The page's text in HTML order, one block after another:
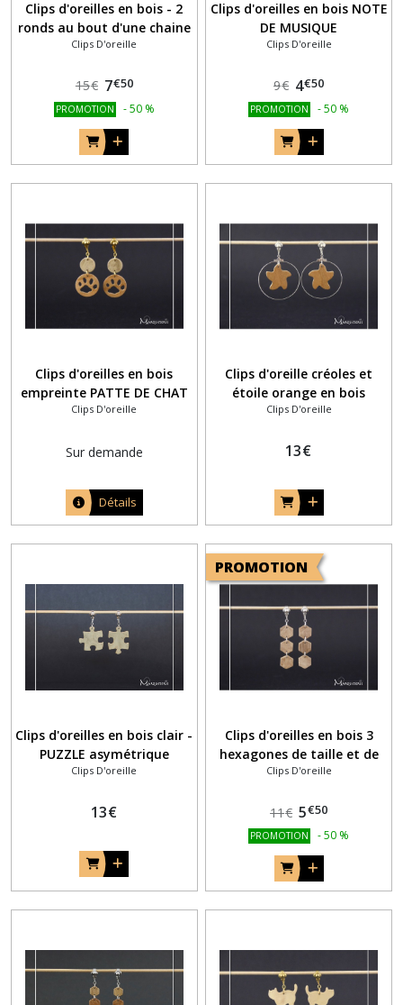
Clips d'oreilles en bois - 2
ronds au bout d'une chaine
associés à une spirale noire
Clips D'oreille
15€ 7€50
PROMOTION -50 %
Clips d'oreilles en bois NOTE
DE MUSIQUE
Clips D'oreille
9€ 4€50
PROMOTION -50 %
Clips d'oreilles en bois
empreinte PATTE DE CHAT
Clips D'oreille
Sur demande
Détails
Clips d'oreille créoles et
étoile orange en bois
Clips D'oreille
13€
Clips d'oreilles en bois clair -
PUZZLE asymétrique
Clips D'oreille
13€
PROMOTION
Clips d'oreilles en bois 3
hexagones de taille et de
couleur identiques
Clips D'oreille
11€ 5€50
PROMOTION -50 %